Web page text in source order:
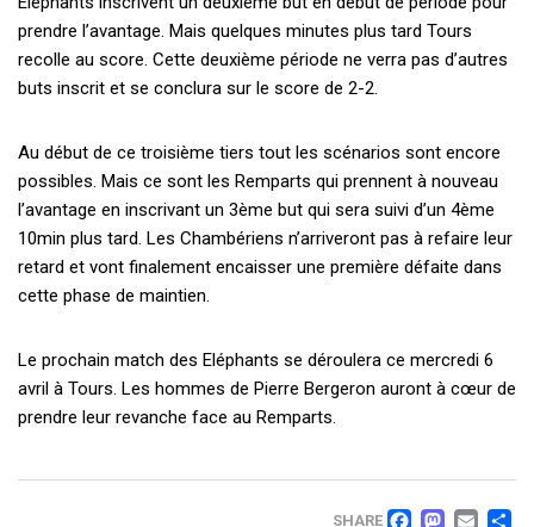
prendre l’avantage. Mais quelques minutes plus tard Tours
recolle au score. Cette deuxième période ne verra pas d’autres
buts inscrit et se conclura sur le score de 2-2.
Au début de ce troisième tiers tout les scénarios sont encore
possibles. Mais ce sont les Remparts qui prennent à nouveau
l’avantage en inscrivant un 3ème but qui sera suivi d’un 4ème
10min plus tard. Les Chambériens n’arriveront pas à refaire leur
retard et vont finalement encaisser une première défaite dans
cette phase de maintien.
Le prochain match des Eléphants se déroulera ce mercredi 6
avril à Tours. Les hommes de Pierre Bergeron auront à cœur de
prendre leur revanche face au Remparts.
SHARE